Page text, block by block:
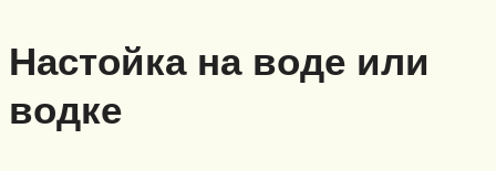
Настойка на воде или
водке